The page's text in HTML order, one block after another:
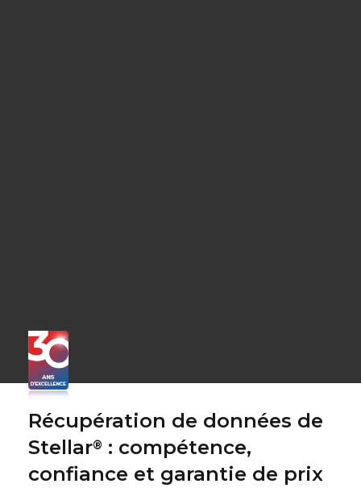
Récupération de données de
Stellar® : compétence,
confiance et garantie de prix